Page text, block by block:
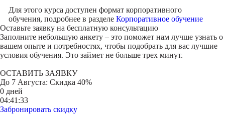
Для этого курса доступен формат корпоративного
обучения, подробнее в разделе Корпоративное обучение
Оставьте заявку на бесплатную консультацию
Заполните небольшую анкету – это поможет нам лучше узнать о
вашем опыте и потребностях, чтобы подобрать для вас лучшие
условия обучения. Это займет не больше трех минут.
ОСТАВИТЬ ЗАЯВКУ
До 7 Августа: Скидка 40%
0 дней
04:41:33
Забронировать скидку